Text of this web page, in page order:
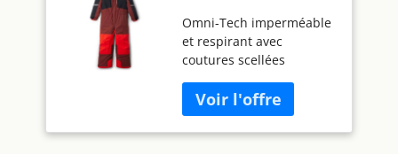
Buga III Veste
isolante, Épicé/noir/
épicé, 24 mois
Omni-Tech imperméable
et respirant avec
coutures scellées
Outgrown (non
disponible en taille
nourrisson) Isolé, 150